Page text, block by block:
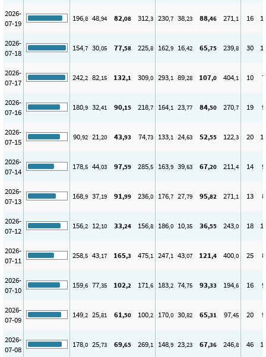
2026-
07-19
196,8 48,94 82,08 312,3 230,7 38,23 88,46 271,1 16
2026-
07-18
154,7 30,05 77,58 225,8 162,9 16,42 65,75 239,8 30
2026-
07-17
242,2 82,15 132,1 309,0 293,1 89,28 107,0 404,1 10 7
2026-
07-16
180,9 32,41 90,15 218,7 164,1 23,77 84,50 270,7 19 9
2026-
07-15
90,92 21,20 43,93 74,73 133,1 24,63 52,55 122,3 20
2026-
07-14
178,5 44,03 97,59 285,5 163,9 39,63 67,20 211,4 14 9
2026-
07-13
168,9 37,19 91,99 236,0 176,7 27,79 95,82 271,1 13 8
2026-
07-12
156,2 12,10 33,24 156,8 186,0 10,35 36,55 243,0 18
2026-
07-11
258,5 43,17 165,3 475,1 247,1 43,07 121,4 400,0 25 8
2026-
07-10
159,6 77,35 102,2 171,6 183,2 74,75 93,33 194,6 16 9
2026-
07-09
149,2 25,81 61,50 100,2 170,0 30,82 65,31 97,45 20 9
2026-
07-08
178,0 25,73 69,65 269,1 148,9 23,23 67,36 246,8 46